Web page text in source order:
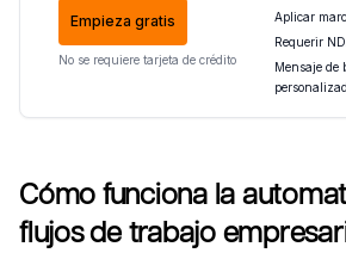
Empieza gratis
No se requiere tarjeta de crédito
Aplicar
Requerir
Mensaje de
Cómo funciona la
flujos de trabajo